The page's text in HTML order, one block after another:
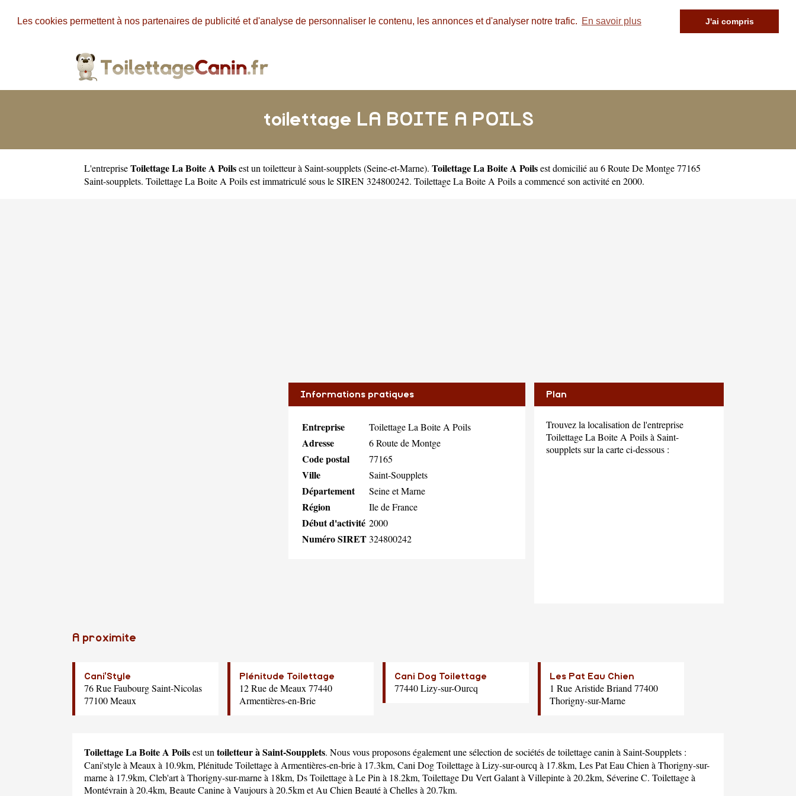
Les cookies permettent à nos partenaires de publicité et d'analyse de personnaliser le contenu, les annonces et d'analyser notre trafic. En savoir plus J'ai compris
toilettage LA BOITE A POILS
L'entrepriseToilettage La Boite A Poilsest un toiletteur à Saint-soupplets(Seine-et-Marne). Toilettage La Boite A Poilsest domicilié au 6 Route De Montge 77165
Saint-soupplets. Toilettage La Boite A Poils est immatriculé sous le SIREN 324800242. Toilettage La Boite A Poils a commencé son activité en 2000.
Informations pratiques
Entreprise Toilettage La Boite A Poils
Adresse 6 Route de Montge
Code postal 77165
Ville Saint-Soupplets
Département Seine et Marne
Région Ile de France
Début d'activité 2000
Numéro SIRET324800242
Plan
Trouvez la localisation de l'entreprise
Toilettage La Boite A Poils à Saint-
soupplets sur la carte ci-dessous :
A proximite
Cani'Style
76 Rue Faubourg Saint-Nicolas
77100 Meaux
Plénitude Toilettage
12 Rue de Meaux 77440
Armentières-en-Brie
Cani Dog Toilettage
77440 Lizy-sur-Ourcq
Les Pat Eau Chien
1 Rue Aristide Briand 77400
Thorigny-sur-Marne
Toilettage La Boite A Poilsest untoiletteur à Saint-Soupplets. Nous vous proposons également une sélection de sociétés de toilettage canin à Saint-Soupplets :
Cani'styleà Meaux à 10.9km, Plénitude Toilettageà Armentières-en-brie à 17.3km, Cani Dog Toilettageà Lizy-sur-ourcq à 17.8km, Les Pat Eau Chienà Thorigny-sur-
marne à 17.9km, Cleb'artà Thorigny-sur-marne à 18km, Ds Toilettageà Le Pin à 18.2km, Toilettage Du Vert Galantà Villepinte à 20.2km, Séverine C. Toilettageà
Montévrain à 20.4km, Beaute Canineà Vaujours à 20.5km etAu Chien Beautéà Chelles à 20.7km.